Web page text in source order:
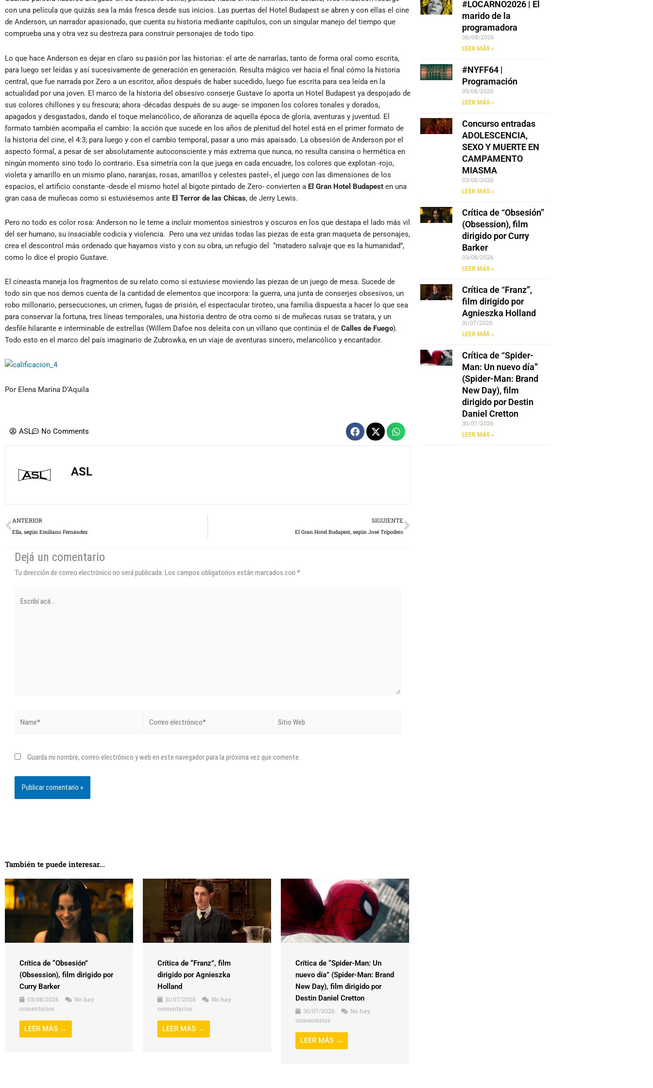
con una película que quizás sea la más fresca desde sus inicios. Las puertas del Hotel Budapest se abren y con ellas el cine
de Anderson, un narrador apasionado, que cuenta su historia mediante capítulos, con un singular manejo del tiempo que
comprueba una y otra vez su destreza para construir personajes de todo tipo.
Lo que hace Anderson es dejar en claro su pasión por las historias: el arte de narrarlas, tanto de forma oral como escrita,
para luego ser leídas y así sucesivamente de generación en generación. Resulta mágico ver hacia el final cómo la historia
central, que fue narrada por Zero a un escritor, años después de haber sucedido, luego fue escrita para sea leída en la
actualidad por una joven. El marco de la historia del obsesivo conserje Gustave lo aporta un Hotel Budapest ya despojado de
sus colores chillones y su frescura; ahora -décadas después de su auge- se imponen los colores tonales y dorados,
apagados y desgastados, dando el toque melancólico, de añoranza de aquella época de gloria, aventuras y juventud. El
formato también acompaña el cambio: la acción que sucede en los años de plenitud del hotel está en el primer formato de
la historia del cine, el 4:3; para luego y con el cambio temporal, pasar a uno más apaisado. La obsesión de Anderson por el
aspecto formal, a pesar de ser absolutamente autoconsciente y más extrema que nunca, no resulta cansina o hermética en
ningún momento sino todo lo contrario. Esa simetría con la que juega en cada encuadre, los colores que explotan -rojo,
violeta y amarillo en un mismo plano, naranjas, rosas, amarillos y celestes pastel-, el juego con las dimensiones de los
espacios, el artificio constante -desde el mismo hotel al bigote pintado de Zero- convierten a El Gran Hotel Budapest en una
gran casa de muñecas como si estuviésemos ante El Terror de las Chicas, de Jerry Lewis.
Pero no todo es color rosa: Anderson no le teme a incluir momentos siniestros y oscuros en los que destapa el lado más vil
del ser humano, su insaciable codicia y violencia. Pero una vez unidas todas las piezas de esta gran maqueta de personajes,
crea el descontrol más ordenado que hayamos visto y con su obra, un refugio del “matadero salvaje que es la humanidad”,
como lo dice el propio Gustave.
El cineasta maneja los fragmentos de su relato como si estuviese moviendo las piezas de un juego de mesa. Sucede de
todo sin que nos demos cuenta de la cantidad de elementos que incorpora: la guerra, una junta de conserjes obsesivos, un
robo millonario, persecuciones, un crimen, fugas de prisión, el espectacular tiroteo, una familia dispuesta a hacer lo que sea
para conservar la fortuna, tres líneas temporales, una historia dentro de otra como si de muñecas rusas se tratara, y un
desfile hilarante e interminable de estrellas (Willem Dafoe nos deleita con un villano que continúa el de Calles de Fuego).
Todo esto en el marco del país imaginario de Zubrowka, en un viaje de aventuras sincero, melancólico y encantador.
Por Elena Marina D’Aquila
ASL No Comments
ASL
Prev
ANTERIOR
Ella, según Emiliano Fernández
SIGUIENTE
El Gran Hotel Budapest, según José Tripodero
Next
Dejá un comentario
Tu dirección de correo electrónico no será publicada. Los campos obligatorios están marcados con *
acá...
electrónico*
Web
Guarda mi nombre, correo electrónico y web en este navegador para la próxima vez que comente.
También te puede interesar...
Crítica de “Obsesión”
(Obsession), film dirigido por
Curry Barker
03/08/2026
No hay
comentarios
LEER MÁS →
Crítica de “Franz”, film
dirigido por Agnieszka
Holland
31/07/2026
No hay
comentarios
LEER MÁS →
Crítica de “Spider-Man: Un
nuevo día” (Spider-Man: Brand
New Day), film dirigido por
Destin Daniel Cretton
30/07/2026
No hay
comentarios
LEER MÁS →
#LOCARNO2026 | El
marido de la
programadora
06/08/2026
LEER MÁS »
#NYFF64 |
Programación
05/08/2026
LEER MÁS »
Concurso entradas
ADOLESCENCIA,
SEXO Y MUERTE EN
CAMPAMENTO
MIASMA
03/08/2026
LEER MÁS »
Crítica de “Obsesión”
(Obsession), film
dirigido por Curry
Barker
03/08/2026
LEER MÁS »
Crítica de “Franz”,
film dirigido por
Agnieszka Holland
31/07/2026
LEER MÁS »
Crítica de “Spider-
Man: Un nuevo día”
(Spider-Man: Brand
New Day), film
dirigido por Destin
Daniel Cretton
30/07/2026
LEER MÁS »